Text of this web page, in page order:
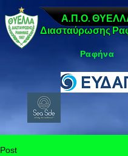
Α.Π.Ο.
Διασταύρωσης
Ραφήνα
Post